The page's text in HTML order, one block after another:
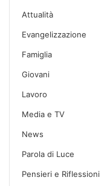
Attualità
Evangelizzazione
Famiglia
Giovani
Lavoro
Media e TV
News
Parola di Luce
Pensieri e Riflessioni